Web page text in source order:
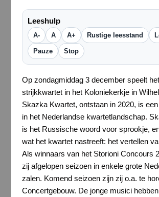
Leeshulp
A- A A+ Rustige leesstand
Pauze Stop
Op zondagmiddag 3 december speelt het
strijkkwartet in het Koloniekerkje in
Skazka Kwartet, ontstaan in 2020, is
in het Nederlandse kwartetlandschap.
is het Russische woord voor sprookje,
wat het kwartet nastreeft: het vertellen
Als winnaars van het Storioni Concours
zij afgelopen seizoen in enkele grote
zalen. Komend seizoen zijn zij o.a. te
Concertgebouw. De jonge musici